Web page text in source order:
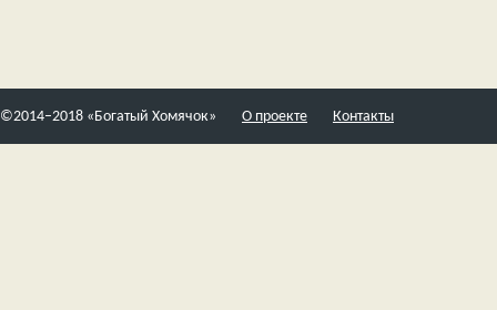
©2014–2018 «Богатый Хомячок» О проекте Контакты